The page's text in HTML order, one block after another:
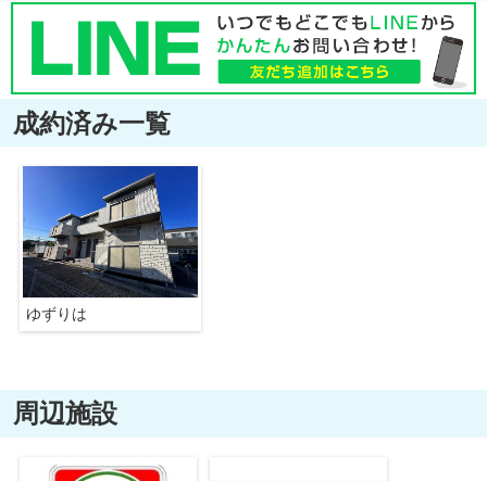
成約済み一覧
ゆずりは
周辺施設